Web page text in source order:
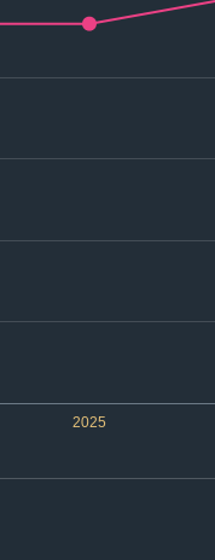
2025